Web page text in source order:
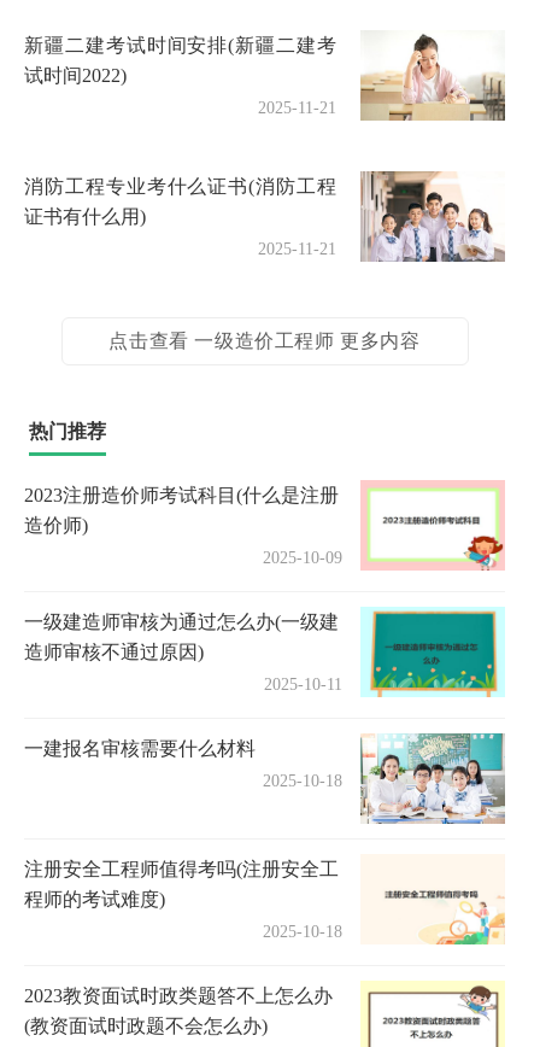
新疆二建考试时间安排(新疆二建考
试时间2022)
2025-11-21
消防工程专业考什么证书(消防工程
证书有什么用)
2025-11-21
点击查看 一级造价工程师 更多内容
热门推荐
2023注册造价师考试科目(什么是注册
造价师)
2025-10-09
一级建造师审核为通过怎么办(一级建
造师审核不通过原因)
2025-10-11
一建报名审核需要什么材料
2025-10-18
注册安全工程师值得考吗(注册安全工
程师的考试难度)
2025-10-18
2023教资面试时政类题答不上怎么办
(教资面试时政题不会怎么办)